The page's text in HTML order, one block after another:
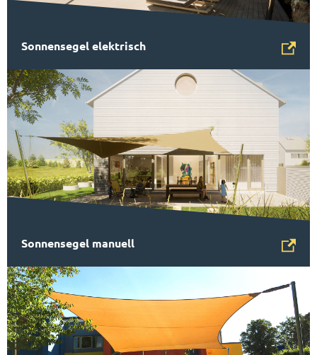
Sonnensegel elektrisch
Sonnensegel manuell